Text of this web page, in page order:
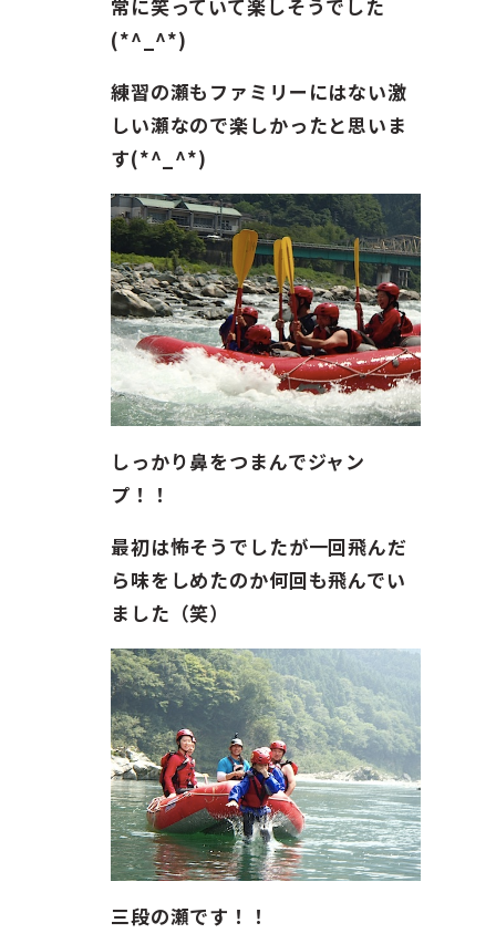
常に笑っていて楽しそうでした
(*^_^*)
練習の瀬もファミリーにはない激
しい瀬なので楽しかったと思いま
す(*^_^*)
しっかり鼻をつまんでジャン
プ！！
最初は怖そうでしたが一回飛んだ
ら味をしめたのか何回も飛んでい
ました（笑）
三段の瀬です！！